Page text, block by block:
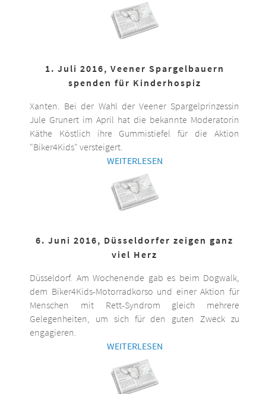
1. Juli 2016, Veener Spargelbauern
spenden für Kinderhospiz
Xanten. Bei der Wahl der Veener Spargelprinzessin
Jule Grunert im April hat die bekannte Moderatorin
Käthe Köstlich ihre Gummistiefel für die Aktion
"Biker4Kids" versteigert.
WEITERLESEN
6. Juni 2016, Düsseldorfer zeigen ganz
viel Herz
Düsseldorf. Am Wochenende gab es beim Dogwalk,
dem Biker4Kids-Motorradkorso und einer Aktion für
Menschen mit Rett-Syndrom gleich mehrere
Gelegenheiten, um sich für den guten Zweck zu
engagieren.
WEITERLESEN